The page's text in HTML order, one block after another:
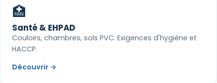
🏥
Santé & EHPAD
Couloirs, chambres, sols PVC. Exigences d'hygiène et
HACCP.
Découvrir →